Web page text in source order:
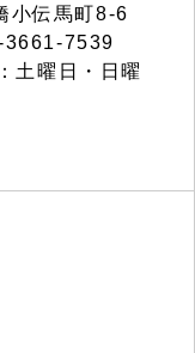
小伝馬町8-6
7539
土曜日・日曜